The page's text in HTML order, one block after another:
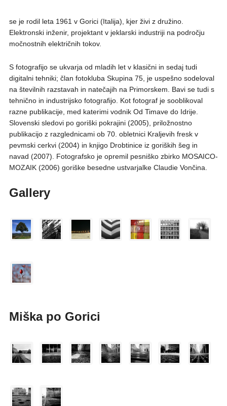
se je rodil leta 1961 v Gorici (Italija), kjer živi z družino.
Elektronski inženir, projektant v jeklarski industriji na področju
močnostnih električnih tokov.
S fotografijo se ukvarja od mladih let v klasični in sedaj tudi
digitalni tehniki; član fotokluba Skupina 75, je uspešno sodeloval
na številnih razstavah in natečajih na Primorskem. Bavi se tudi s
tehnično in industrijsko fotografijo. Kot fotograf je sooblikoval
razne publikacije, med katerimi vodnik Od Timave do Idrije.
Slovenski sledovi po goriški pokrajini (2005), priložnostno
publikacijo z razglednicami ob 70. obletnici Kraljevih fresk v
pevmski cerkvi (2004) in knjigo Drobtinice iz goriških šeg in
navad (2007). Fotografsko je opremil pesniško zbirko MOSAICO-
MOZAIK (2006) goriške besedne ustvarjalke Claudie Vončina.
Gallery
Miška po Gorici